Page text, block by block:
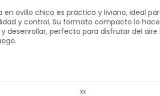
en ovillo chico es práctico y liviano, ideal
y control. Su formato compacto lo
desenrollar, perfecto para disfrutar del aire
xx